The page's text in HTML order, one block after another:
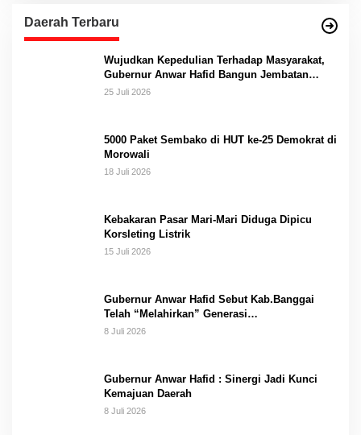
Daerah Terbaru
Wujudkan Kepedulian Terhadap Masyarakat,
Gubernur Anwar Hafid Bangun Jembatan
Gantung Masungkang dengan Dana Pribadi
25 Juli 2026
5000 Paket Sembako di HUT ke-25 Demokrat di
Morowali
18 Juli 2026
Kebakaran Pasar Mari-Mari Diduga Dipicu
Korsleting Listrik
15 Juli 2026
Gubernur Anwar Hafid Sebut Kab.Banggai
Telah “Melahirkan” Generasi…
8 Juli 2026
Gubernur Anwar Hafid : Sinergi Jadi Kunci
Kemajuan Daerah
8 Juli 2026